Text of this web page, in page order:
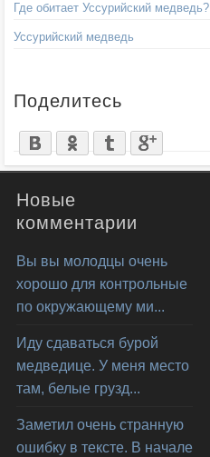
Где обитает Уссурийский медведь?
Уссурийский медведь
Поделитесь
Новые
комментарии
Вы вы молодцы очень
хорошо для контрольные
по окружающему ми...
Иду сдаваться бурой
медведице. У меня место
там, белые грузд...
Заметил очень странную
ошибку в тексте. В начале